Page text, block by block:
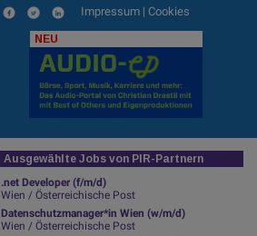
Impressum | Cookies
NEU
Ausgewählte Jobs von PIR-Partnern
.net Developer (f/m/d)
Wien / Österreichische Post
Datenschutzmanager*in Wien (w/m/d)
Wien / Österreichische Post